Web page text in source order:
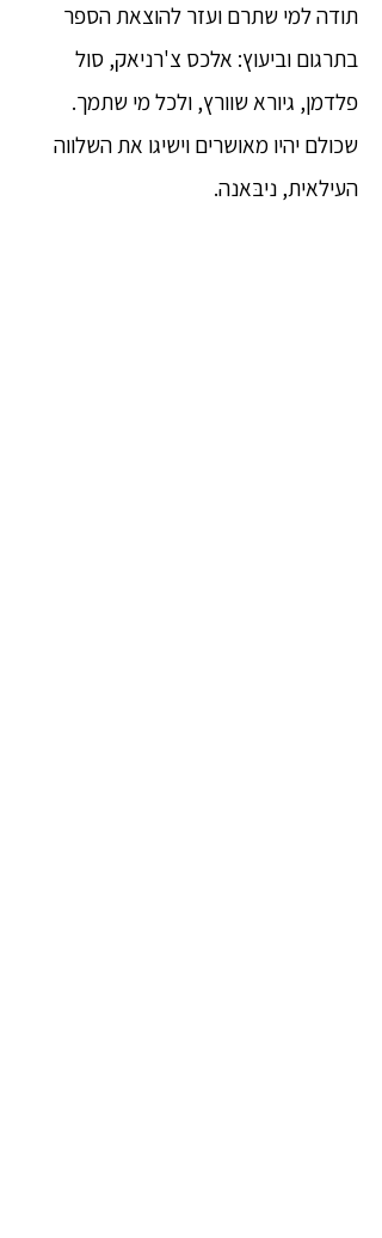
תודה למי שתרם ועזר להוצאת הספר
בתרגום וביעוץ: אלכס צ'רניאק, סול
פלדמן, גיורא שוורץ, ולכל מי שתמך.
שכולם יהיו מאושרים וישיגו את השלווה
העילאית, ניבּאנה.